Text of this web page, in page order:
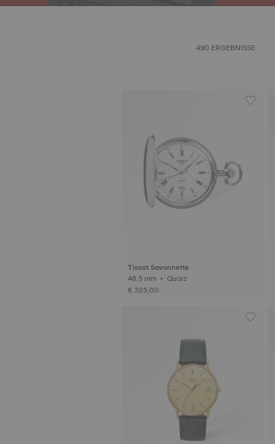
490 ERGEBNISSE
Tissot Savonnette
48.5 mm • Quarz
€ 325,00